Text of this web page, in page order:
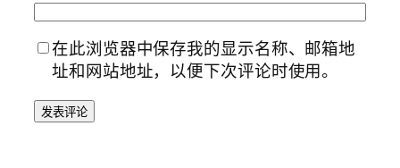
在此浏览器中保存我的显示名称、邮箱地
址和网站地址，以便下次评论时使用。